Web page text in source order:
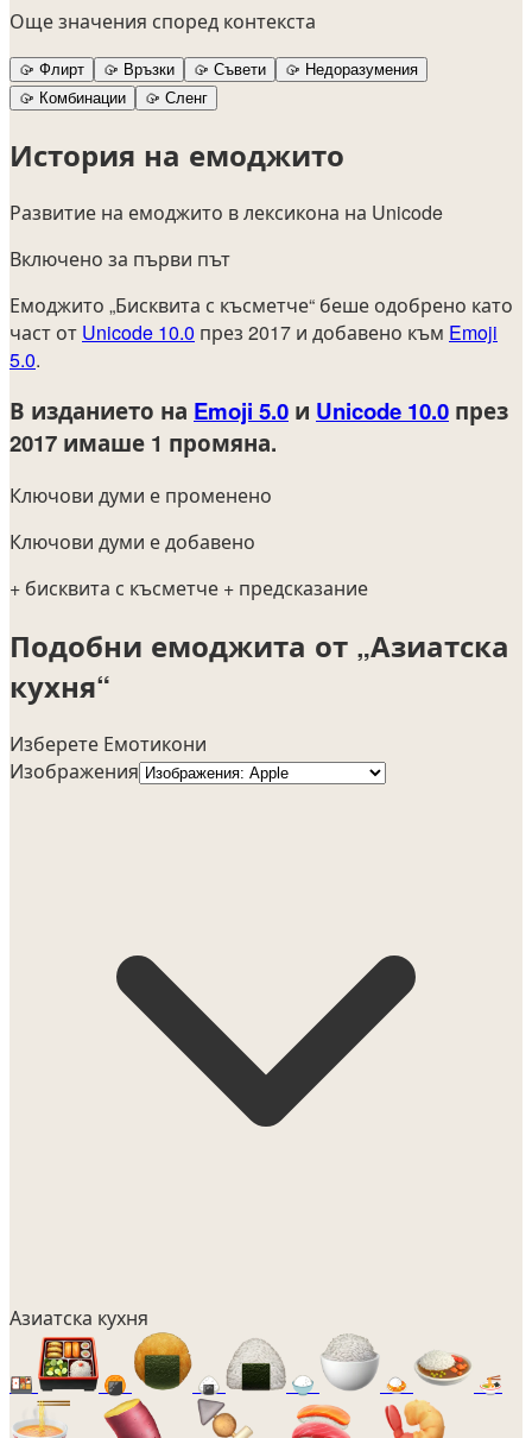
Още значения според контекста
🥠 Флирт 🥠 Връзки 🥠 Съвети 🥠 Недоразумения
🥠 Комбинации 🥠 Сленг
История на емоджито
Развитие на емоджито в лексикона на Unicode
Включено за първи път
Емоджито „Бисквита с късметче“ беше одобрено като
част от Unicode 10.0 през 2017 и добавено към Emoji
5.0.
В изданието на Emoji 5.0 и Unicode 10.0 през
2017 имаше 1 промяна.
Ключови думи е променено
Ключови думи е добавено
+ бисквита с късметче + предсказание
Подобни емоджита от „Азиатска
кухня“
Изберете Емотикони
Изображения
Азиатска кухня
🍱 🍘 🍙 🍚 🍛 🍜